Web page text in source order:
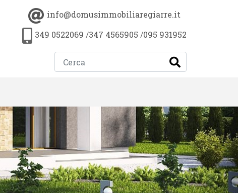
info@domusimmobiliaregiarre.it
349 0522069 /347 4565905 /095 931952